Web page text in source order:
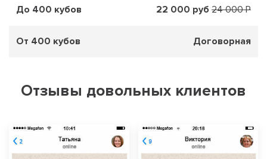
До 400 кубов 22 000 руб 24 000 Р
От 400 кубов Договорная
Отзывы довольных клиентов